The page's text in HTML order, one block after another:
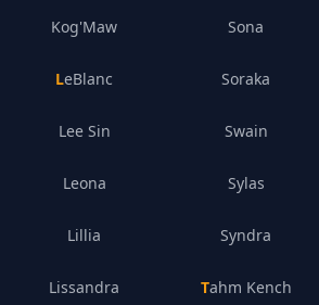
Kog'Maw
LeBlanc
Lee Sin
Leona
Lillia
Lissandra
Sona
Soraka
Swain
Sylas
Syndra
Tahm Kench